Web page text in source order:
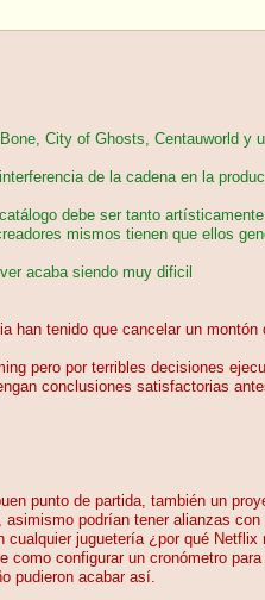
City of Ghosts, Centauworld y
de la cadena en la
debe ser tanto
mismos tienen que ellos
acaba siendo muy dificil
han tenido que cancelar un
pero por terribles decisiones
conclusiones satisfactorias
punto de partida, también un
podrían tener alianzas con
juguetería ¿por qué Netflix
configurar un cronómetro
pudieron acabar así.